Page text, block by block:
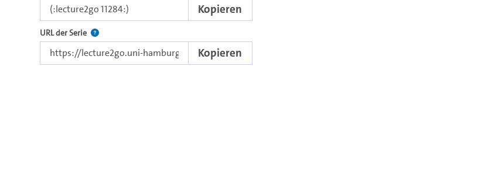
Kopieren
URL der Serie Der Link zur Serie.
Kopieren